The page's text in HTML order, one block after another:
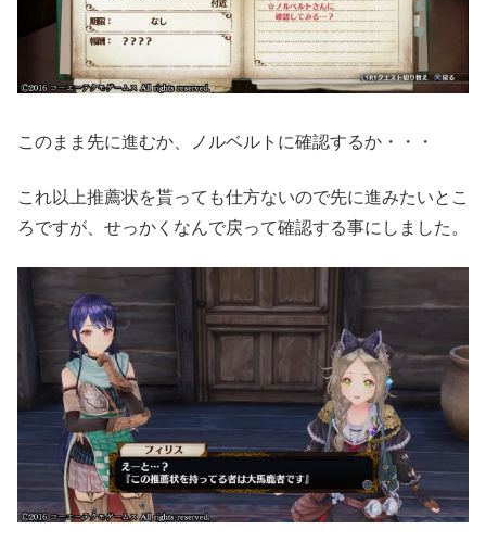
このまま先に進むか、ノルベルトに確認するか・・・
これ以上推薦状を貰っても仕方ないので先に進みたいとこ
ろですが、せっかくなんで戻って確認する事にしました。